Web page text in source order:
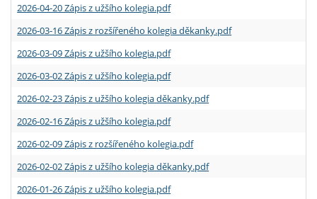
2026-04-20 Zápis z užšího kolegia.pdf
2026-03-16 Zápis z rozšířeného kolegia děkanky.pdf
2026-03-09 Zápis z užšího kolegia.pdf
2026-03-02 Zápis z užšího kolegia.pdf
2026-02-23 Zápis z užšího kolegia děkanky.pdf
2026-02-16 Zápis z užšího kolegia.pdf
2026-02-09 Zápis z rozšířeného kolegia.pdf
2026-02-02 Zápis z užšího kolegia děkanky.pdf
2026-01-26 Zápis z užšího kolegia.pdf